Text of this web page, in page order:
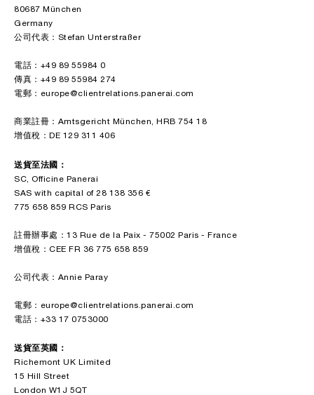
80687 München
Germany
公司代表：Stefan Unterstraßer
電話：+49 89 55984 0
傳真：+49 89 55984 274
電郵：europe@clientrelations.panerai.com
商業註冊：Amtsgericht München, HRB 754 18
增值稅：DE 129 311 406
送貨至法國：
SC, Officine Panerai
SAS with capital of 28 138 356 €
775 658 859 RCS Paris
註冊辦事處：13 Rue de la Paix - 75002 Paris - France
增值稅：CEE FR 36 775 658 859
公司代表：Annie Paray
電郵：europe@clientrelations.panerai.com
電話：+33 17 0753000
送貨至英國：
Richemont UK Limited
15 Hill Street
London W1J 5QT